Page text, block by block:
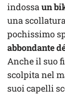
indossaun
una
pochissimo
abbondante
Anche il suo
scolpita nel
suoi capelli